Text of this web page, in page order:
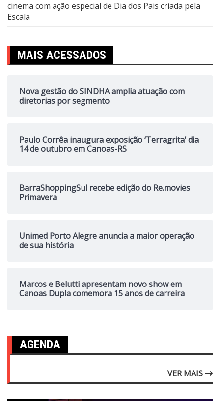
cinema com ação especial de Dia dos Pais criada pela
Escala
MAIS ACESSADOS
Nova gestão do SINDHA amplia atuação com
diretorias por segmento
Paulo Corrêa inaugura exposição ‘Terragrita’ dia
14 de outubro em Canoas-RS
BarraShoppingSul recebe edição do Re.movies
Primavera
Unimed Porto Alegre anuncia a maior operação
de sua história
Marcos e Belutti apresentam novo show em
Canoas Dupla comemora 15 anos de carreira
AGENDA
VER MAIS